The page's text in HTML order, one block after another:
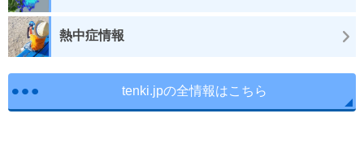
熱中症情報
tenki.jpの全情報はこちら